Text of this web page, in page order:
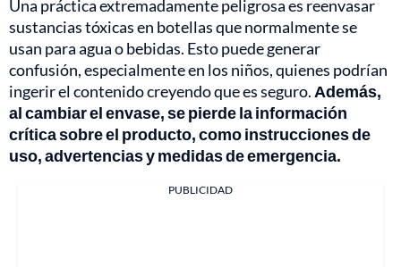
Una práctica extremadamente peligrosa es reenvasar
sustancias tóxicas en botellas que normalmente se
usan para agua o bebidas. Esto puede generar
confusión, especialmente en los niños, quienes podrían
ingerir el contenido creyendo que es seguro. Además,
al cambiar el envase, se pierde la información
crítica sobre el producto, como instrucciones de
uso, advertencias y medidas de emergencia.
PUBLICIDAD